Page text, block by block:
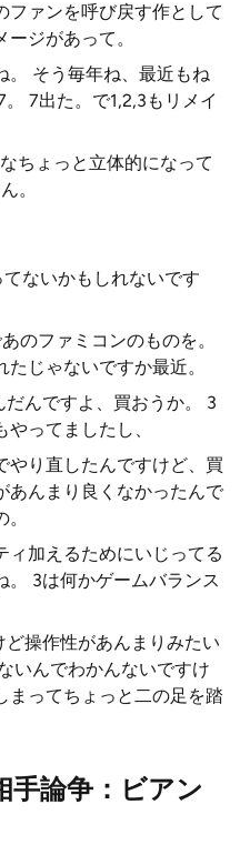
ファンを呼び戻す作として
ジがあって。
。 そう毎年ね、最近もね
7出た。で1,2,3もリメイ
ちょっと立体的になって
。
ないかもしれないです
のファミコンのものを。
じゃないですか最近。
んですよ、買おうか。 3
ってましたし、
やり直したんですけど、買
あんまり良くなかったんで
ィ加えるためにいじってる
。 3は何かゲームバランス
操作性があんまりみたい
いんでわかんないですけ
まってちょっと二の足を踏
手論争：ビアン